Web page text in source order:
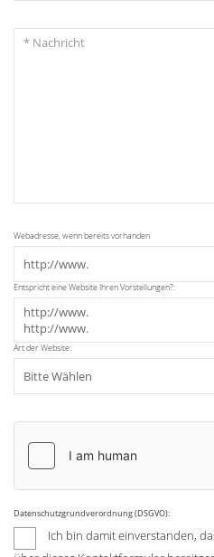
Webadresse, wenn bereits vorhanden
Entspricht eine Website Ihren Vorstellungen?:
Art der Website:
Datenschutzgrundverordnung (DSGVO):
Ich bin damit einverstanden,